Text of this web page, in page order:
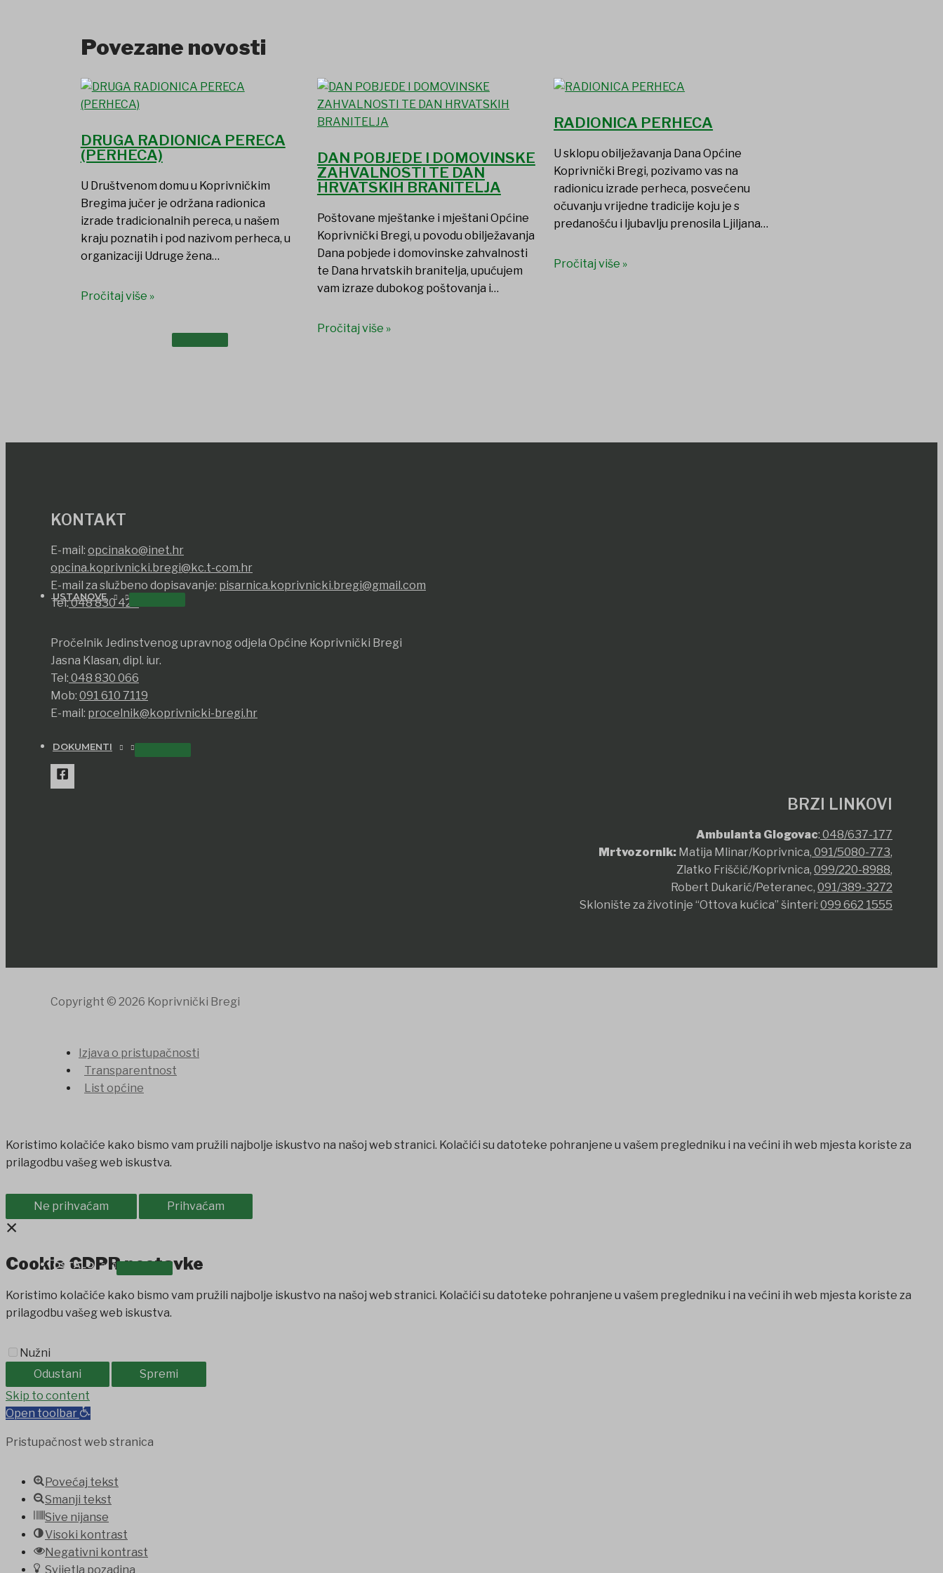
USTANOVE
DOKUMENTI
OSTALO
Povezane novosti
DRUGA RADIONICA PERECA
(PERHECA)
U Društvenom domu u Koprivničkim
Bregima jučer je održana radionica
izrade tradicionalnih pereca, u našem
kraju poznatih i pod nazivom perheca, u
organizaciji Udruge žena…
Pročitaj više »
DAN POBJEDE I DOMOVINSKE
ZAHVALNOSTI TE DAN
HRVATSKIH BRANITELJA
Poštovane mještanke i mještani Općine
Koprivnički Bregi, u povodu obilježavanja
Dana pobjede i domovinske zahvalnosti
te Dana hrvatskih branitelja, upućujem
vam izraze dubokog poštovanja i…
Pročitaj više »
RADIONICA PERHECA
U sklopu obilježavanja Dana Općine
Koprivnički Bregi, pozivamo vas na
radionicu izrade perheca, posvećenu
očuvanju vrijedne tradicije koju je s
predanošću i ljubavlju prenosila Ljiljana…
Pročitaj više »
KONTAKT
E-mail: opcinako@inet.hr
opcina.koprivnicki.bregi@kc.t-com.hr
E-mail za službeno dopisavanje: pisarnica.koprivnicki.bregi@gmail.com
Tel:048 830 420
Pročelnik Jedinstvenog upravnog odjela Općine Koprivnički Bregi
Jasna Klasan, dipl. iur.
Tel: 048 830 066
Mob: 091 610 7119
E-mail: procelnik@koprivnicki-bregi.hr
BRZI LINKOVI
Ambulanta Glogovac: 048/637-177
Mrtvozornik: Matija Mlinar/Koprivnica, 091/5080-773,
Zlatko Friščić/Koprivnica, 099/220-8988,
Robert Dukarić/Peteranec, 091/389-3272
Sklonište za životinje “Ottova kućica” šinteri: 099 662 1555
Copyright © 2026 Koprivnički Bregi
Izjava o pristupačnosti
Transparentnost
List općine
Koristimo kolačiće kako bismo vam pružili najbolje iskustvo na našoj web stranici. Kolačići su datoteke pohranjene u vašem pregledniku i na većini ih web mjesta koriste za
prilagodbu vašeg web iskustva.
Ne prihvaćam Prihvaćam
×
Cookie GDPR postavke
Koristimo kolačiće kako bismo vam pružili najbolje iskustvo na našoj web stranici. Kolačići su datoteke pohranjene u vašem pregledniku i na većini ih web mjesta koriste za
prilagodbu vašeg web iskustva.
Nužni
Odustani
Spremi
holiganbetHoliganbet
Skip to content
Open toolbar
Pristupačnost web stranica
Povećaj tekst
Smanji tekst
Sive nijanse
Visoki kontrast
Negativni kontrast
Svijetla pozadina